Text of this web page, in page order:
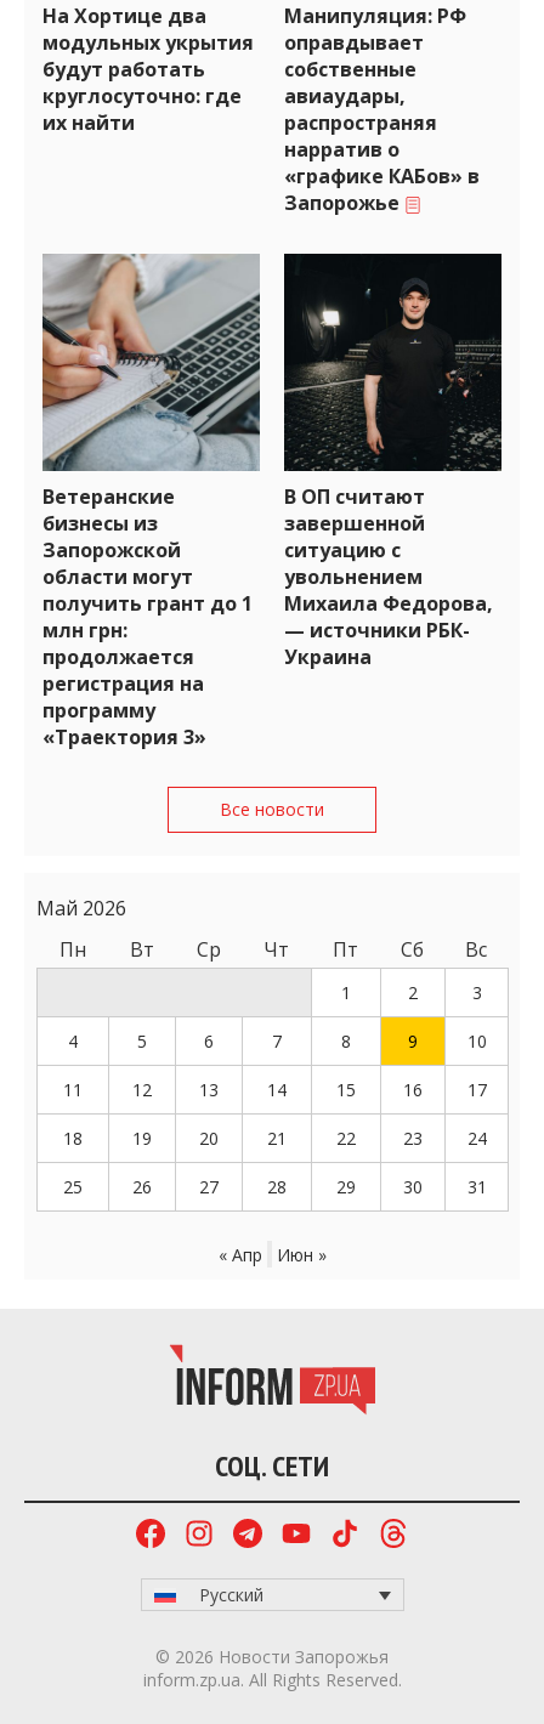
На Хортице два
модульных укрытия
будут работать
круглосуточно: где
их найти
Манипуляция: РФ
оправдывает
собственные
авиаудары,
распространяя
нарратив о
«графике КАБов» в
Запорожье
Ветеранские
бизнесы из
Запорожской
области могут
получить грант до 1
млн грн:
продолжается
регистрация на
программу
«Траектория 3»
В ОП считают
завершенной
ситуацию с
увольнением
Михаила Федорова,
— источники РБК-
Украина
Все новости
Май 2026
Пн
Вт Ср Чт Пт Сб Вс
1 2 3
4 5 6 7 8 9 10
11 12 13 14 15 16 17
18 19 20 21 22 23 24
25 26 27 28 29 30 31
« Апр Июн »
СОЦ. СЕТИ
Русский
© 2026 Новости Запорожья
inform.zp.ua. All Rights Reserved.